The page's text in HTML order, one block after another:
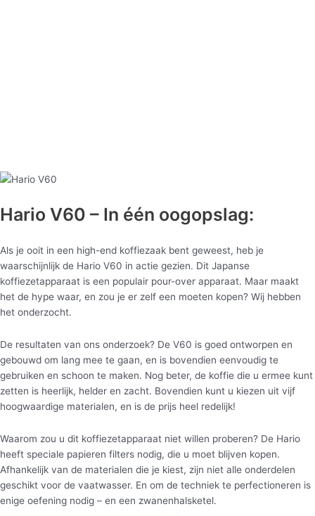
Hario V60 – In één oogopslag:
Als je ooit in een high-end koffiezaak bent geweest, heb je
waarschijnlijk de Hario V60 in actie gezien. Dit Japanse
koffiezetapparaat is een populair pour-over apparaat. Maar maakt
het de hype waar, en zou je er zelf een moeten kopen? Wij hebben
het onderzocht.
De resultaten van ons onderzoek? De V60 is goed ontworpen en
gebouwd om lang mee te gaan, en is bovendien eenvoudig te
gebruiken en schoon te maken. Nog beter, de koffie die u ermee kunt
zetten is heerlijk, helder en zacht. Bovendien kunt u kiezen uit vijf
hoogwaardige materialen, en is de prijs heel redelijk!
Waarom zou u dit koffiezetapparaat niet willen proberen? De Hario
heeft speciale papieren filters nodig, die u moet blijven kopen.
Afhankelijk van de materialen die je kiest, zijn niet alle onderdelen
geschikt voor de vaatwasser. En om de techniek te perfectioneren is
enige oefening nodig – en een zwanenhalsketel.